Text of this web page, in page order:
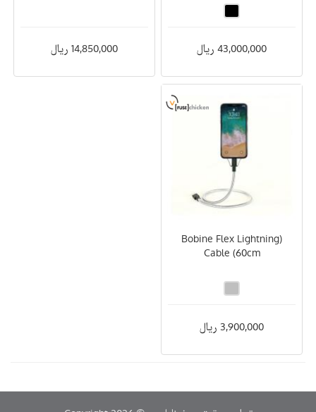
43,000,000 ریال 14,850,000 ریال
(Bobine Flex Lightning
Cable (60cm
3,900,000 ریال